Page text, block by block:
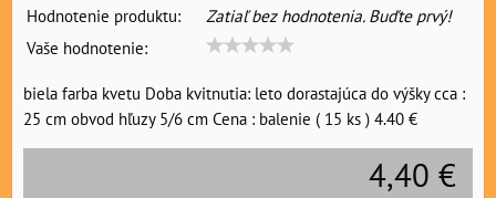
Hodnotenie produktu:
Zatiaľ bez hodnotenia. Buďte prvý!
Vaše hodnotenie:
biela farba kvetu Doba kvitnutia: leto dorastajúca do výšky cca :
25 cm obvod hľuzy 5/6 cm Cena : balenie ( 15 ks ) 4.40 €
4,40 €